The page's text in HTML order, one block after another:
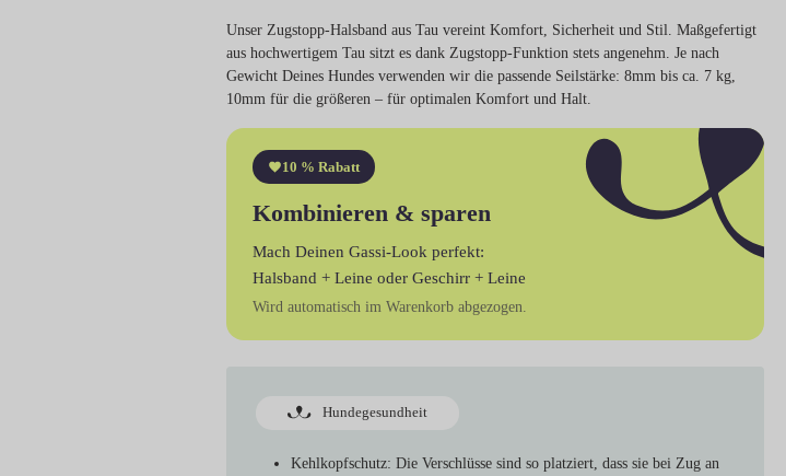
Unser Zugstopp-Halsband aus Tau vereint Komfort, Sicherheit und Stil. Maßgefertigt
aus hochwertigem Tau sitzt es dank Zugstopp-Funktion stets angenehm. Je nach
Gewicht Deines Hundes verwenden wir die passende Seilstärke: 8mm bis ca. 7 kg,
10mm für die größeren – für optimalen Komfort und Halt.
10 % Rabatt
Kombinieren & sparen
Mach Deinen Gassi-Look perfekt:
Halsband + Leine oder Geschirr + Leine
Wird automatisch im Warenkorb abgezogen.
Hundegesundheit
Kehlkopfschutz: Die Verschlüsse sind so platziert, dass sie bei Zug an